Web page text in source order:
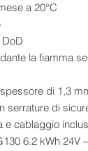
a 20°C
la fiamma
di 1,3
serrature di
e cablaggio